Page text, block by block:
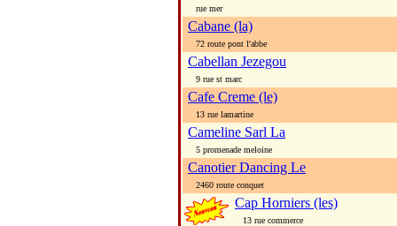
rue mer
Cabane (la)
72 route pont l'abbe
Cabellan Jezegou
9 rue st marc
Cafe Creme (le)
13 rue lamartine
Cameline Sarl La
5 promenade meloine
Canotier Dancing Le
2460 route conquet
Cap Horniers (les)
13 rue commerce